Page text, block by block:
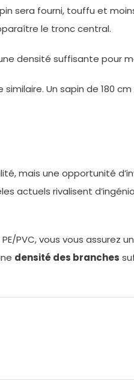
sera fourni, touffu et
le tronc central.
densité suffisante pour
Un sapin de 180
mais une opportunité
actuels rivalisent
PVC, vous vous
densité des branches